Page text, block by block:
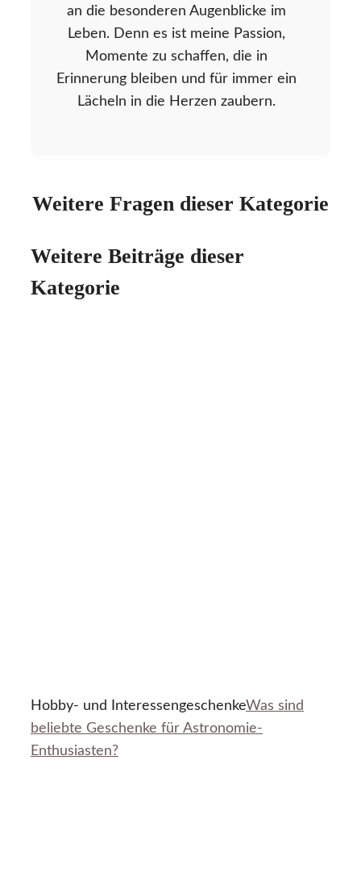
an die besonderen Augenblicke im
Leben. Denn es ist meine Passion,
Momente zu schaffen, die in
Erinnerung bleiben und für immer ein
Lächeln in die Herzen zaubern.
Weitere Fragen dieser Kategorie
Weitere Beiträge dieser
Kategorie
Hobby- und InteressengeschenkeWas sind
beliebte Geschenke für Astronomie-
Enthusiasten?